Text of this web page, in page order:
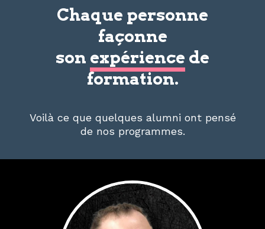
Chaque personne
façonne
son expérience de
formation.
Voilà ce que quelques alumni ont pensé
de nos programmes.